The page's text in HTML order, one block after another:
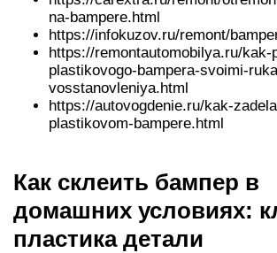
na-bampere.html
https://infokuzov.ru/remont/
https://remontautomobilya.ru/kak-
plastikovogo-bampera-svoimi-
vosstanovleniya.html
https://autovogdenie.ru/kak-
plastikovom-bampere.html
Как склеить бампер в
домашних условиях:
пластика детали